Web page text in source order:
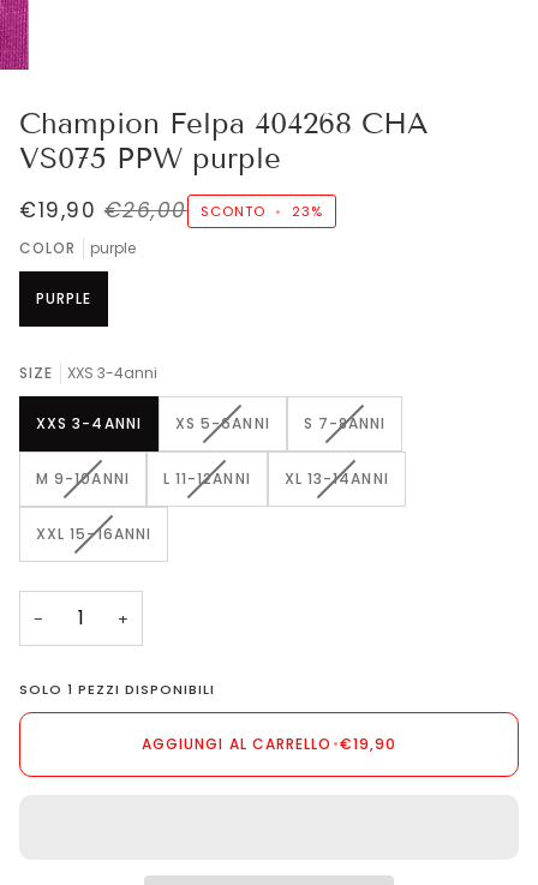
Champion Felpa 404268 CHA
VS075 PPW purple
€19,90 €26,00 SCONTO • 23%
COLOR purple
PURPLE
SIZE XXS 3-4anni
XXS 3-4ANNI XS 5-6ANNI
VARIANTE
O
NON
DISPONIBILE
S 7-8ANNI
VARIANTE
O
NON
DISPONIBILE
M 9-10ANNI
VARIANTE
NON
DISPONIBILE
L 11-12ANNI
VARIANTE
XL 13-14ANNI
VARIANTE
XXL 15-16ANNI
VARIANTE
NON
DISPONIBILE
− +
SOLO1 PEZZI DISPONIBILI
AGGIUNGI AL CARRELLO •€19,90